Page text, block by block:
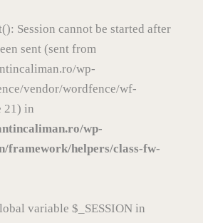
Session cannot be started after
sent (sent from
wp-
vendor/wordfence/wf-
21) in
wp-
framework/helpers/class-fw-
variable $_SESSION in